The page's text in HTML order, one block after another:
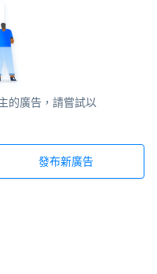
的廣告，請嘗試以
發布新廣告